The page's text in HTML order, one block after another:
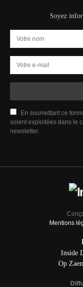
Soyez
En soumettant ce
soient exploitées dans le
newsletter.
Mentions
Inside
Op